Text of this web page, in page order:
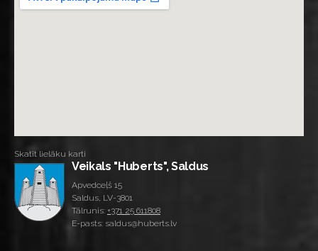
Skatīt lielāku karti
Veikals "Huberts", Saldus
Apvedceļš 15
Saldus, LV-3801
Tālrunis: +371 25 611808
E-pasts: saldus@huberts.lv